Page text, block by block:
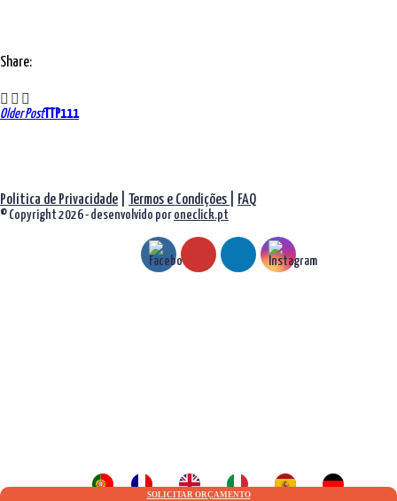
Share:
Navegação
Older PostTTP111
Politica de Privacidade Termos e Condições FAQ
© Copyright 2026 - desenvolvido por oneclick.pt
SOLICITAR ORÇAMENTO